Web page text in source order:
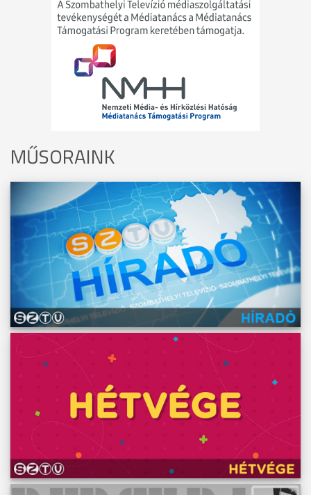
MŰSORAINK